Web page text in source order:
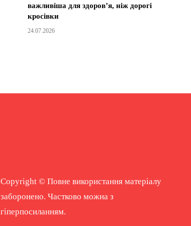
важливіша для здоров’я, ніж дорогі
кросівки
24.07.2026
Copyright © Повне використання матеріалу
заборонено. Частково можна з
гіперпосиланням.